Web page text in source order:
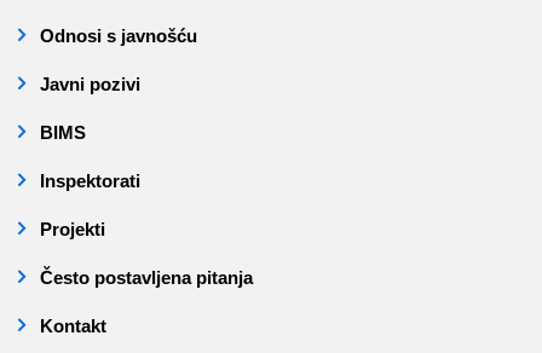
Odnosi s javnošću
Javni pozivi
BIMS
Inspektorati
Projekti
Često postavljena pitanja
Kontakt